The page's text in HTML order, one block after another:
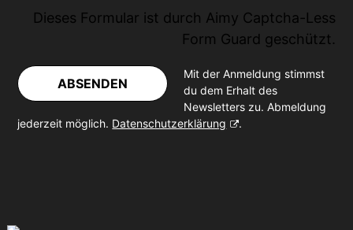
Dieses Formular ist durch Aimy Captcha-Less
Form Guard geschützt.
ABSENDEN
Mit der Anmeldung stimmst
du dem Erhalt des
Newsletters zu. Abmeldung
jederzeit möglich. Datenschutzerklärung .